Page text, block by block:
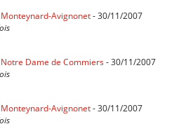
Avignonet- 30/11/2007
Dame de Commiers- 30/11/2007
Avignonet- 30/11/2007